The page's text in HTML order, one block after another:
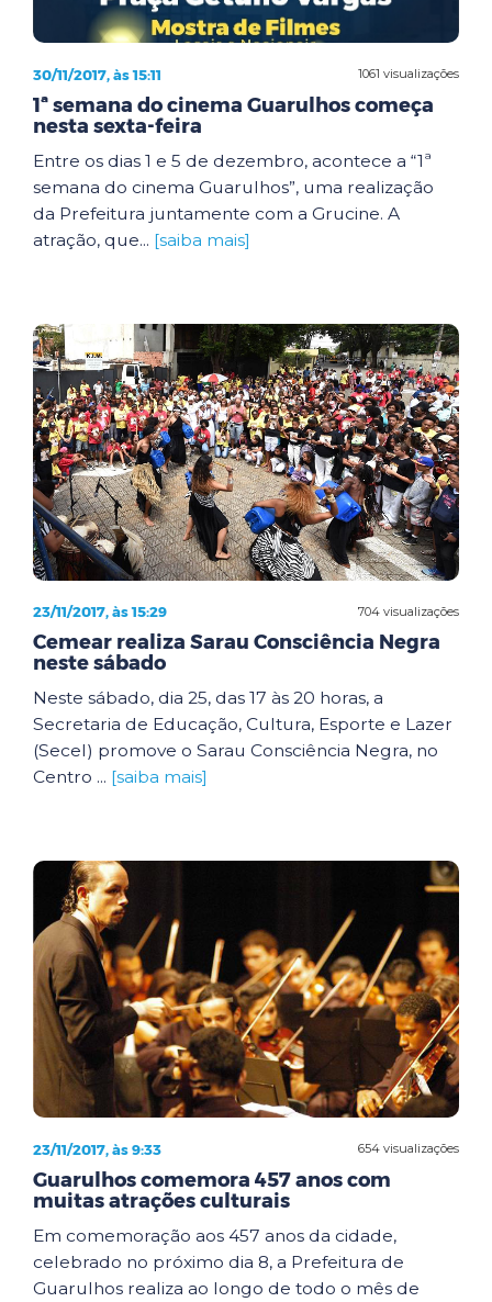
1061 visualizações
30/11/2017, às 15:11
1ª semana do cinema Guarulhos começa
nesta sexta-feira
Entre os dias 1 e 5 de dezembro, acontece a “1ª
semana do cinema Guarulhos”, uma realização
da Prefeitura juntamente com a Grucine. A
atração, que... [saiba mais]
704 visualizações
23/11/2017, às 15:29
Cemear realiza Sarau Consciência Negra
neste sábado
Neste sábado, dia 25, das 17 às 20 horas, a
Secretaria de Educação, Cultura, Esporte e Lazer
(Secel) promove o Sarau Consciência Negra, no
Centro ... [saiba mais]
654 visualizações
23/11/2017, às 9:33
Guarulhos comemora 457 anos com
muitas atrações culturais
Em comemoração aos 457 anos da cidade,
celebrado no próximo dia 8, a Prefeitura de
Guarulhos realiza ao longo de todo o mês de